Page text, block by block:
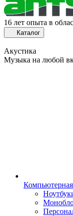
16 лет опыта в
Каталог
Акустика
Музыка на любой